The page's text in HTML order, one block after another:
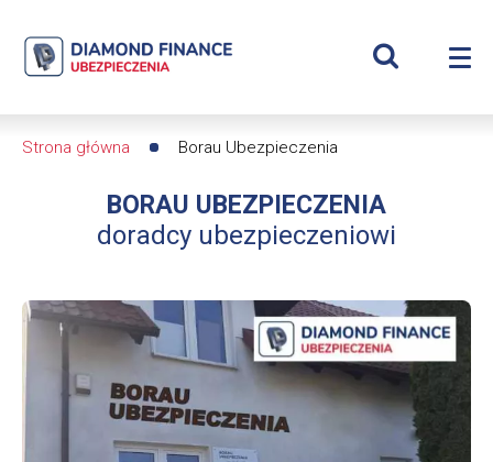
Piotr
Diamond
Finance
dfs24
Wyświetl
nawigacyjna
Strona główna Borau Ubezpieczenia
BORAU UBEZPIECZENIA
doradcy ubezpieczeniowi